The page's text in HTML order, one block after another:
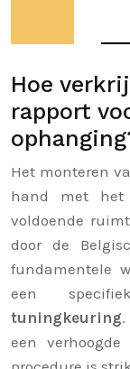
Hoe
rapport
Het monteren
hand met het
voldoende
door de
fundamentele
een
tuningkeuring
een